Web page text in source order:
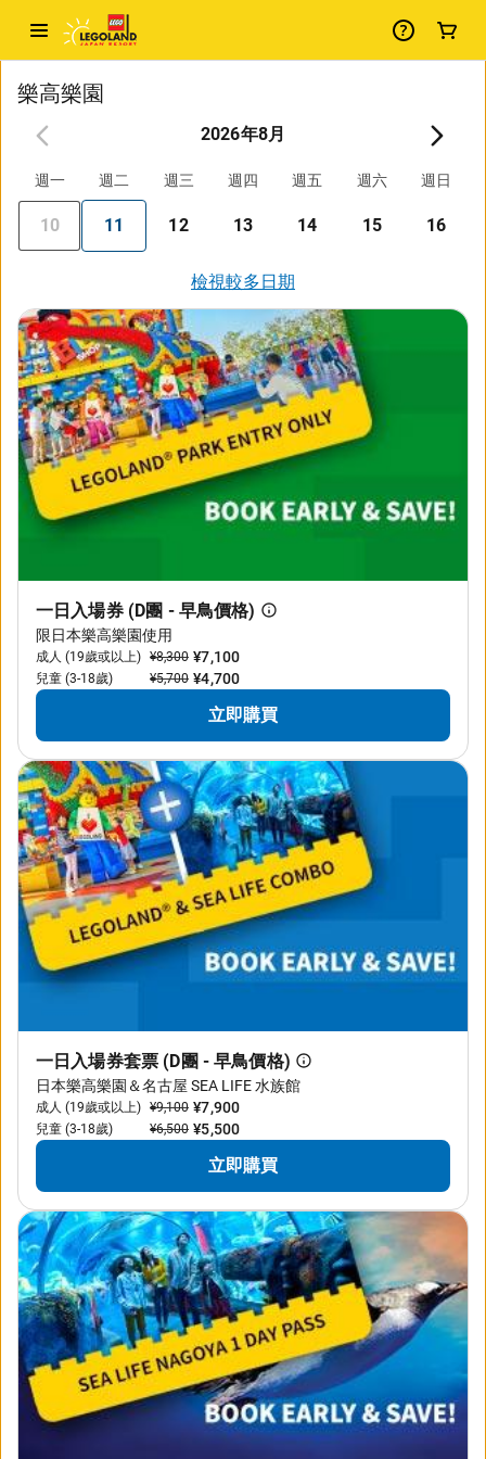
樂高樂園
2026年8月
週一 週二 週三 週四 週五 週六 週日
10 11 12 13 14 15 16
檢視較多日期
一日入場券 (D團 - 早鳥價格)
限日本樂高樂園使用
成人 (19歲或以上) ¥8,300 ¥7,100
兒童 (3-18歲) ¥5,700 ¥4,700
立即購買
一日入場券套票 (D團 - 早鳥價格)
日本樂高樂園＆名古屋 SEA LIFE 水族館
成人 (19歲或以上) ¥9,100 ¥7,900
兒童 (3-18歲) ¥6,500 ¥5,500
立即購買